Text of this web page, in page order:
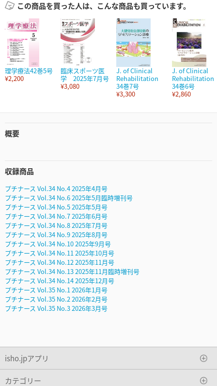
この商品を買った人は、こんな商品も買っています。
理学療法42巻5号
¥2,200
臨床スポーツ医
学 2025年7月号
¥3,080
J. of Clinical
Rehabilitation
34巻7号
¥3,300
J. of Clinical
Rehabilitation
34巻6号
¥2,860
概要
収録商品
プチナース Vol.34 No.4 2025年4月号
プチナース Vol.34 No.6 2025年5月臨時増刊号
プチナース Vol.34 No.5 2025年5月号
プチナース Vol.34 No.7 2025年6月号
プチナース Vol.34 No.8 2025年7月号
プチナース Vol.34 No.9 2025年8月号
プチナース Vol.34 No.10 2025年9月号
プチナース Vol.34 No.11 2025年10月号
プチナース Vol.34 No.12 2025年11月号
プチナース Vol.34 No.13 2025年11月臨時増刊号
プチナース Vol.34 No.14 2025年12月号
プチナース Vol.35 No.1 2026年1月号
プチナース Vol.35 No.2 2026年2月号
プチナース Vol.35 No.3 2026年3月号
isho.jpアプリ
カテゴリー